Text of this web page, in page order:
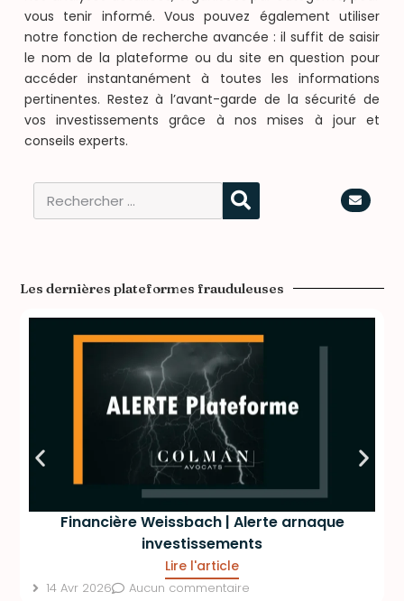
vous tenir informé. Vous pouvez également utiliser
notre fonction de recherche avancée : il suffit de saisir
le nom de la plateforme ou du site en question pour
accéder instantanément à toutes les informations
pertinentes. Restez à l’avant-garde de la sécurité de
vos investissements grâce à nos mises à jour et
conseils experts.
Les dernières plateformes frauduleuses​
Financière Weissbach | Alerte arnaque
investissements
Lire l'article
14 Avr 2026 Aucun commentaire